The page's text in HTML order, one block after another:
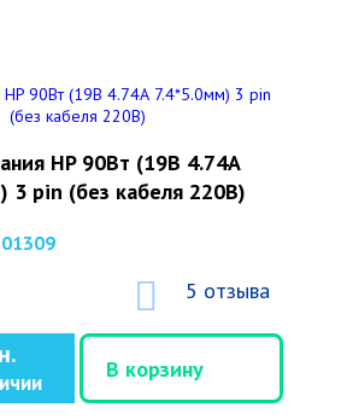
HP 90Вт (19В 4.74А
3 pin (без кабеля 220В)
5 отзыва
В корзину